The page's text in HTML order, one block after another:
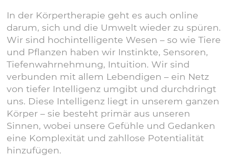
In der Körpertherapie geht es auch online
darum, sich und die Umwelt wieder zu spüren.
Wir sind hochintelligente Wesen – so wie Tiere
und Pflanzen haben wir Instinkte, Sensoren,
Tiefenwahrnehmung, Intuition. Wir sind
verbunden mit allem Lebendigen – ein Netz
von tiefer Intelligenz umgibt und durchdringt
uns. Diese Intelligenz liegt in unserem ganzen
Körper – sie besteht primär aus unseren
Sinnen, wobei unsere Gefühle und Gedanken
eine Komplexität und zahllose Potentialität
hinzufügen.